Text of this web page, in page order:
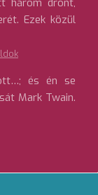
három drónt,
Ezek közül
és én se
Mark Twain.